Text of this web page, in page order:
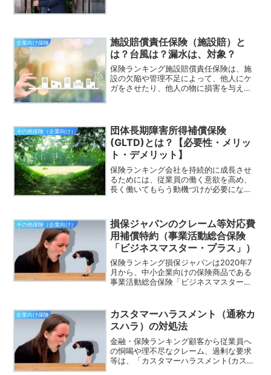
企業向け保険
施設賠償責任保険（施設賠）と
は？台風は？漏水は、対象？
保険ランキング施設賠償責任保険は、施
設の欠陥や管理不足によって、他人にケ
ガをさせたり、他人の物に損害を与えた
（施設内）のみ対象？②台...
その他保険（企業向け）
団体長期障害所得補償保険
(GLTD)とは？【必要性・メリッ
ト・デメリット】
保険ランキング会社を持続的に成長させ
るためには、従業員の働く意欲を高め、
長く働いてもらう動機づけが必要になり
れだけでなく、福利厚生の充実は優秀な
人材を集めることにも役立...
その他保険（企業向け）
損保ジャパンのクレーム等対応費
用補償特約（事業活動総合保険
「ビジネスマスター・プラス」）
保険ランキング損保ジャパンは2020年7
月から、中小企業向けの保険商品である
事業活動総合保険「ビジネスマスター・
るクレーム等を解決するために要する弁
護士費用を補償する「...
企業向け保険
カスタマーハラスメント（通称カ
スハラ）の対処法
金融・保険ランキング顧客から従業員へ
の恫喝や理不尽なクレーム、過剰な要求
等は、「カスタマーハラスメント(カスハ